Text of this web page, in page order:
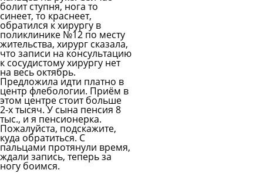
болит ступня, нога то
синеет, то краснеет,
обратился к хирургу в
поликлинике №12 по месту
жительства, хирург сказала,
что записи на консультацию
к сосудистому хирургу нет
на весь октябрь.
Предложила идти платно в
центр флебологии. Приём в
этом центре стоит больше
2-х тысяч. У сына пенсия 8
тыс., и я пенсионерка.
Пожалуйста, подскажите,
куда обратиться. С
пальцами протянули время,
ждали запись, теперь за
ногу боимся.